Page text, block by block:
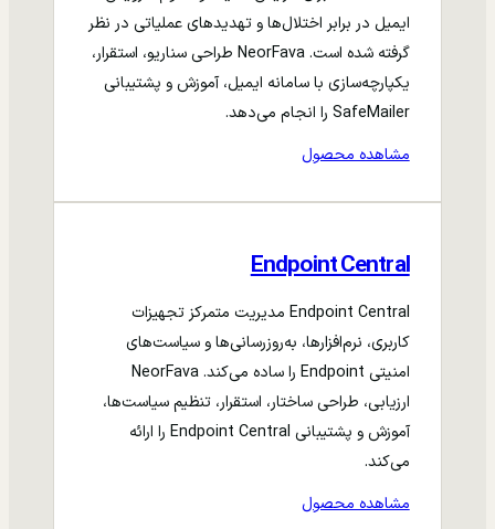
ایمیل در برابر اختلال‌ها و تهدیدهای عملیاتی در نظر
گرفته شده است. NeorFava طراحی سناریو، استقرار،
یکپارچه‌سازی با سامانه ایمیل، آموزش و پشتیبانی
SafeMailer را انجام می‌دهد.
مشاهده محصول
Endpoint Central
Endpoint Central مدیریت متمرکز تجهیزات
کاربری، نرم‌افزارها، به‌روزرسانی‌ها و سیاست‌های
امنیتی Endpoint را ساده می‌کند. NeorFava
ارزیابی، طراحی ساختار، استقرار، تنظیم سیاست‌ها،
آموزش و پشتیبانی Endpoint Central را ارائه
می‌کند.
مشاهده محصول